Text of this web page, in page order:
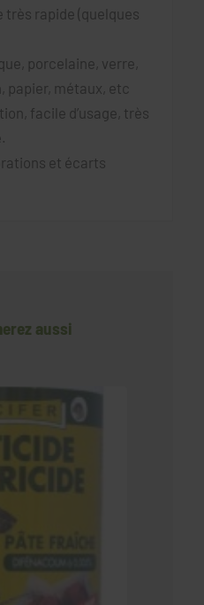
très rapide (quelques
porcelaine, verre,
papier, métaux, etc
facile d’usage, très
et écarts
aussi